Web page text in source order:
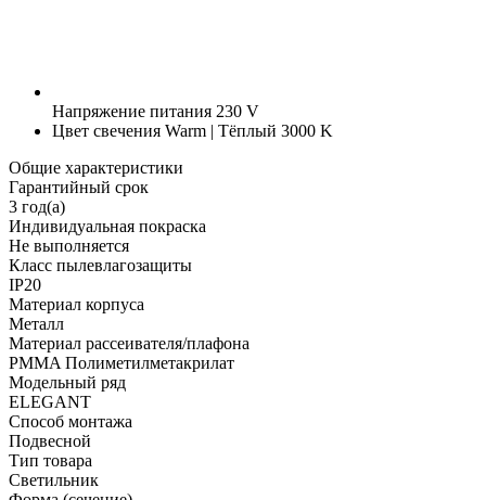
Напряжение питания 230 V
Цвет свечения Warm | Тёплый 3000 K
Общие характеристики
Гарантийный срок
3 год(а)
Индивидуальная покраска
Не выполняется
Класс пылевлагозащиты
IP20
Материал корпуса
Металл
Материал рассеивателя/плафона
PMMA Полиметилметакрилат
Модельный ряд
ELEGANT
Способ монтажа
Подвесной
Тип товара
Светильник